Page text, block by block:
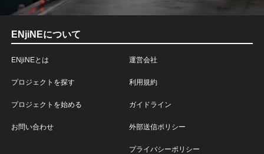
ENjiNEについて
ENjiNEとは
プロジェクトを探す
プロジェクトを始める
お問い合わせ
運営会社
利用規約
ガイドライン
外部送信ポリシー
プライバシーポリシー